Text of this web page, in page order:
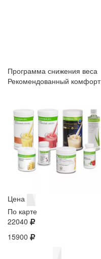
Программа снижения веса
Рекомендованный комфорт
Цена
По карте
22040
15900